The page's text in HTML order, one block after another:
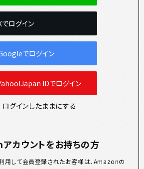
でログイン
でログイン
IDでログイン
ログインしたままにする
カウントをお持ちの方
用して会員登録されたお客様は、Amazonの